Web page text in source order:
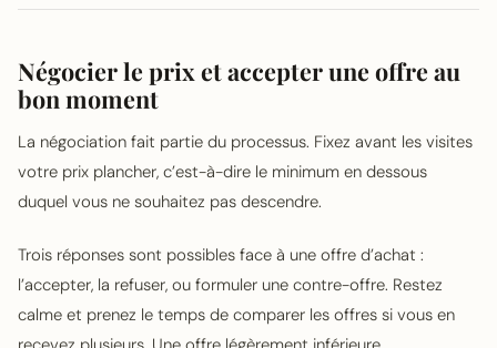
Négocier le prix et accepter une offre au
bon moment
La négociation fait partie du processus. Fixez avant les visites
votre prix plancher, c’est-à-dire le minimum en dessous
duquel vous ne souhaitez pas descendre.
Trois réponses sont possibles face à une offre d’achat :
l’accepter, la refuser, ou formuler une contre-offre. Restez
calme et prenez le temps de comparer les offres si vous en